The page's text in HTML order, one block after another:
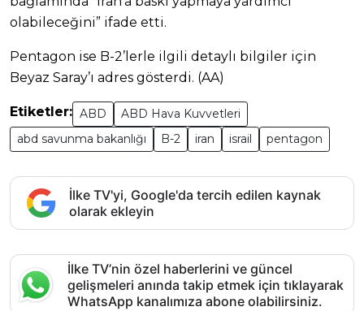
olabileceğini” ifade etti.
Pentagon ise B-2’lerle ilgili detaylı bilgiler için
Beyaz Saray’ı adres gösterdi. (AA)
Etiketler: ABD
ABD Hava Kuvvetleri
abd savunma bakanlığı
B-2 iran israil pentagon
İlke TV'yi, Google'da tercih edilen kaynak
olarak ekleyin
İlke TV’nin özel haberlerini ve güncel
gelişmeleri anında takip etmek için tıklayarak
WhatsApp kanalımıza abone olabilirsiniz.